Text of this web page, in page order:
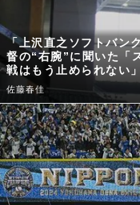
「上沢直之ソフトバン
督の“右腕”に聞いた「
戦はもう止められない」
佐藤春佳